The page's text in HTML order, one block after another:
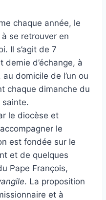
chaque année, le
se retrouver en
Il s’agit de 7
demie d’échange, à
domicile de l’un ou
chaque dimanche du
sainte.
le diocèse et
le
est fondée sur le
et de quelques
Pape François,
. La proposition
et à